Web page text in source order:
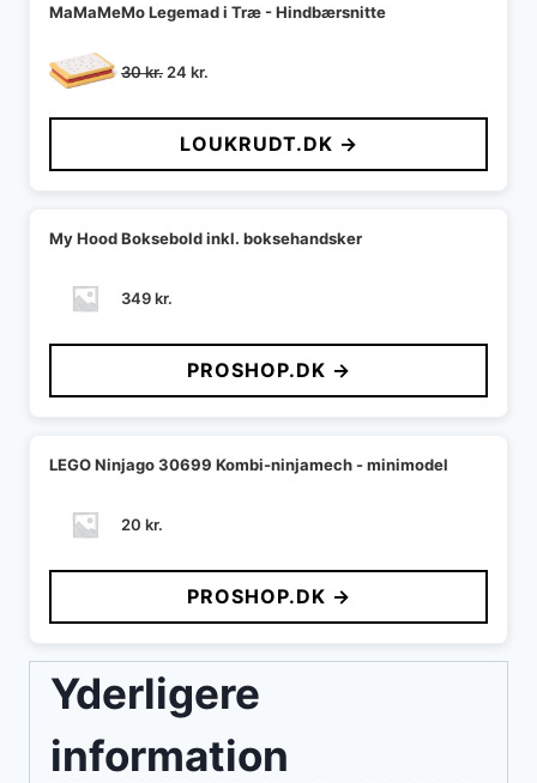
MaMaMeMo Legemad i Træ - Hindbærsnitte
30kr. Den
pris
var:
30 kr..
24 kr.
pris
er:
24 kr..
LOUKRUDT.DK →
My Hood Boksebold inkl. boksehandsker
349kr.
PROSHOP.DK →
LEGO Ninjago 30699 Kombi-ninjamech - minimodel
20 kr.
PROSHOP.DK →
Yderligere
information